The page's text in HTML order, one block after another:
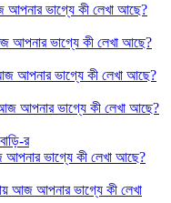
ভাগ্যে কী লেখা আছে?
ভাগ্যে কী লেখা আছে?
আপনার ভাগ্যে কী লেখা আছে?
আপনার ভাগ্যে কী লেখা আছে?
র
ভাগ্যে কী লেখা আছে?
আজ আপনার ভাগ্যে কী লেখা